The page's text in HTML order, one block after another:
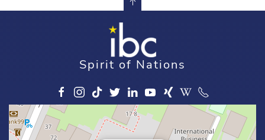
Spirit of Nations